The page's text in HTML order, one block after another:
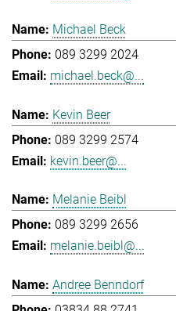
Michael Beck
089 3299 2024
michael.beck@...
Kevin Beer
089 3299 2574
kevin.beer@...
Melanie Beibl
089 3299 2656
melanie.beibl@...
Andree Benndorf